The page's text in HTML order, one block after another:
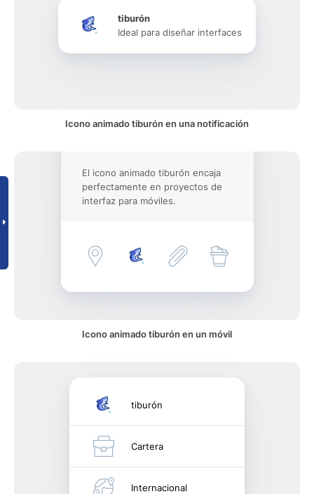
tiburón
Ideal para diseñar interfaces
Icono animado tiburón en una notificación
El icono animado tiburón encaja
perfectamente en proyectos de
interfaz para móviles.
Icono animado tiburón en un móvil
tiburón
Cartera
Internacional